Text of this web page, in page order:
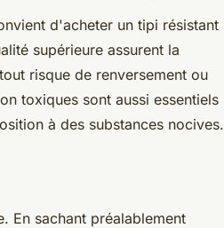
d'acheter un tipi résistant
supérieure assurent la
risque de renversement ou
toxiques sont aussi essentiels
à des substances nocives.
En sachant préalablement